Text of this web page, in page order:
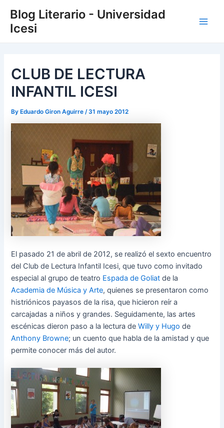
content
Blog Literario - Universidad
Icesi
CLUB DE LECTURA
INFANTIL ICESI
By Eduardo Giron Aguirre/31 mayo 2012
El pasado 21 de abril de 2012, se realizó el sexto encuentro
del Club de Lectura Infantil Icesi, que tuvo como invitado
especial al grupo de teatro Espada de Goliat de la
Academia de Música y Arte, quienes se presentaron como
histriónicos payasos de la risa, que hicieron reír a
carcajadas a niños y grandes. Seguidamente, las artes
escénicas dieron paso a la lectura deWilly y Hugo de
Anthony Browne; un cuento que habla de la amistad y que
permite conocer más del autor.
navigation